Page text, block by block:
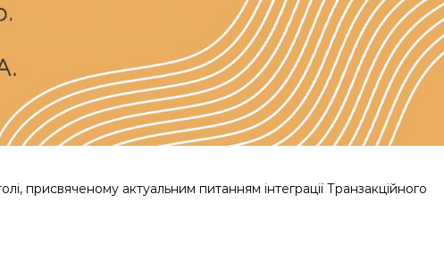
присвяченому актуальним питанням інтеграції Транзакційного